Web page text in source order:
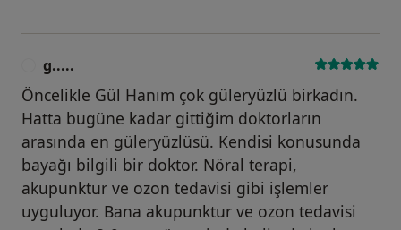
g.....
Öncelikle Gül Hanım çok güleryüzlü birkadın.
Hatta bugüne kadar gittiğim doktorların
arasında en güleryüzlüsü. Kendisi konusunda
bayağı bilgili bir doktor. Nöral terapi,
akupunktur ve ozon tedavisi gibi işlemler
uyguluyor. Bana akupunktur ve ozon tedavisi